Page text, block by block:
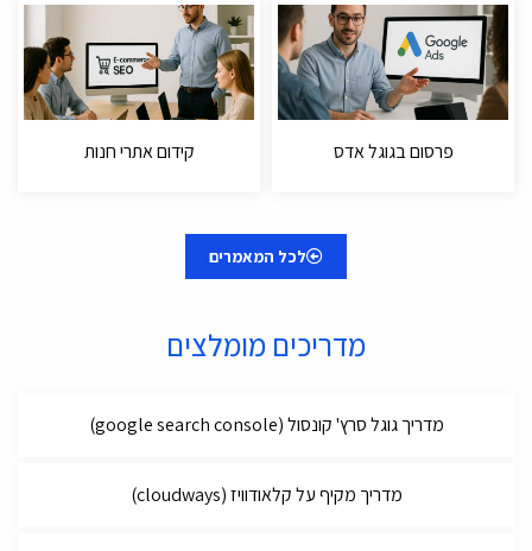
פרסום בגוגל אדס קידום אתרי חנות
לכל המאמרים
מדריכים מומלצים
מדריך גוגל סרץ' קונסול (google search console)
מדריך מקיף על קלאודוויז (cloudways)